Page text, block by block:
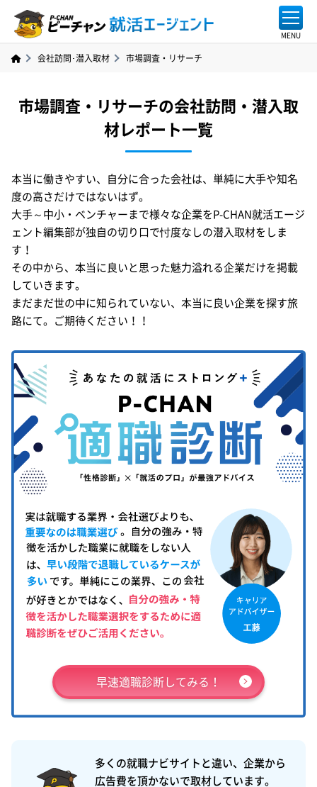
会社訪問･潜入取材 市場調査・リサーチ
市場調査・リサーチの会社訪問・潜入取
材レポート一覧
本当に働きやすい、自分に合った会社は、単純に大手や知名
度の高さだけではないはず。
大手～中小・ベンチャーまで様々な企業をP-CHAN就活エージ
ェント編集部が独自の切り口で忖度なしの潜入取材をしま
す！
その中から、本当に良いと思った魅力溢れる企業だけを掲載
していきます。
まだまだ世の中に知られていない、本当に良い企業を探す旅
路にて。ご期待ください！！
早速適職診断してみる！
多くの就職ナビサイトと違い、企業から
広告費を頂かないで取材しています。